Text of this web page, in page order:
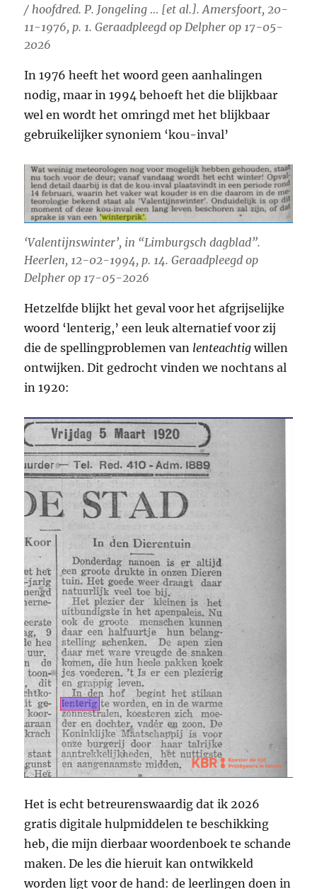
/ hoofdred. P. Jongeling … [et al.]. Amersfoort, 20-
11-1976, p. 1. Geraadpleegd op Delpher op 17-05-
2026
In 1976 heeft het woord geen aanhalingen
nodig, maar in 1994 behoeft het die blijkbaar
wel en wordt het omringd met het blijkbaar
gebruikelijker synoniem ‘kou-inval’
‘Valentijnswinter’, in “Limburgsch dagblad”.
Heerlen, 12-02-1994, p. 14. Geraadpleegd op
Delpher op 17-05-2026
Hetzelfde blijkt het geval voor het afgrijselijke
woord ‘lenterig,’ een leuk alternatief voor zij
die de spellingproblemen van lenteachtig willen
ontwijken. Dit gedrocht vinden we nochtans al
in 1920:
Het is echt betreurenswaardig dat ik 2026
gratis digitale hulpmiddelen te beschikking
heb, die mijn dierbaar woordenboek te schande
maken. De les die hieruit kan ontwikkeld
worden ligt voor de hand: de leerlingen doen in